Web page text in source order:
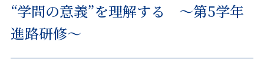
“学問の意義”を理解する ～第5学年
進路研修～